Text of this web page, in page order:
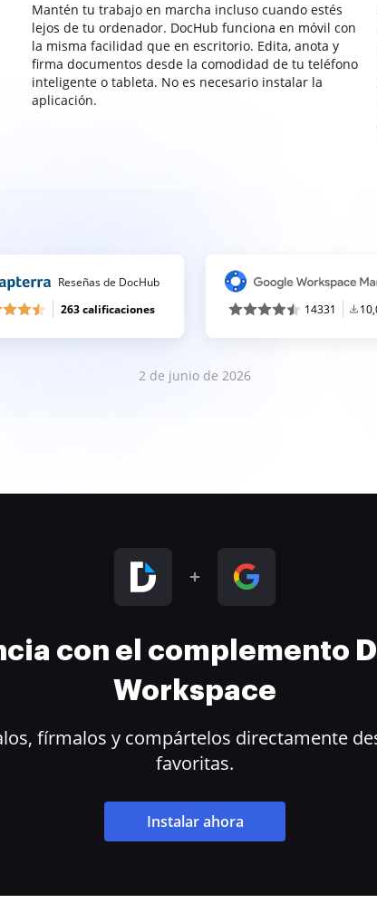
Mantén tu trabajo en marcha incluso cuando estés
lejos de tu ordenador. DocHub funciona en móvil con
la misma facilidad que en escritorio. Edita, anota y
firma documentos desde la comodidad de tu teléfono
inteligente o tableta. No es necesario instalar la
aplicación.
Reseñas de DocHub
263 calificaciones
14331
2 de junio de 2026
con el complemento
Workspace
fírmalos y compártelos directamente
favoritas.
Instalar ahora